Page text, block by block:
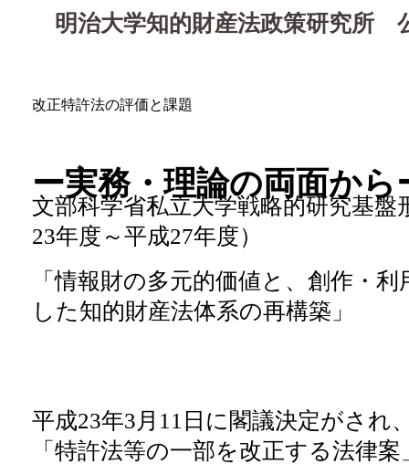
明治大学知的財産法政策研究所
改正特許法の評価と課題
ー実務・理論の両面から
文部科学省私立大学戦略的研究基盤
23年度～平成27年度）
「情報財の多元的価値と、創作・
した知的財産法体系の再構築」
平成23年3月11日に閣議決定がされ
「特許法等の一部を改正する法律